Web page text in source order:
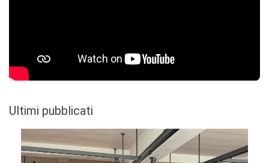
Ultimi pubblicati